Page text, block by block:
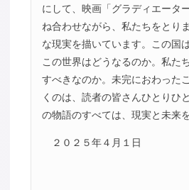
にして、映画「グラディエータ
ね合わせながら、私たちをとり
な現実を描いています。この国
この世界はどうなるのか。私た
すべきなのか。未完におわった
くのは、読者の皆さんひとりひ
の物語のすべては、現実と未来
２０２５年４月１日